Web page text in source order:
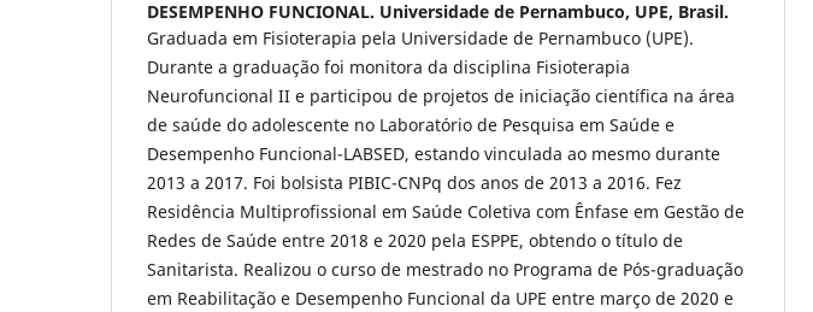
DESEMPENHO FUNCIONAL. Universidade de Pernambuco, UPE, Brasil.
Graduada em Fisioterapia pela Universidade de Pernambuco (UPE).
Durante a graduação foi monitora da disciplina Fisioterapia
Neurofuncional II e participou de projetos de iniciação científica na área
de saúde do adolescente no Laboratório de Pesquisa em Saúde e
Desempenho Funcional-LABSED, estando vinculada ao mesmo durante
2013 a 2017. Foi bolsista PIBIC-CNPq dos anos de 2013 a 2016. Fez
Residência Multiprofissional em Saúde Coletiva com Ênfase em Gestão de
Redes de Saúde entre 2018 e 2020 pela ESPPE, obtendo o título de
Sanitarista. Realizou o curso de mestrado no Programa de Pós-graduação
em Reabilitação e Desempenho Funcional da UPE entre março de 2020 e